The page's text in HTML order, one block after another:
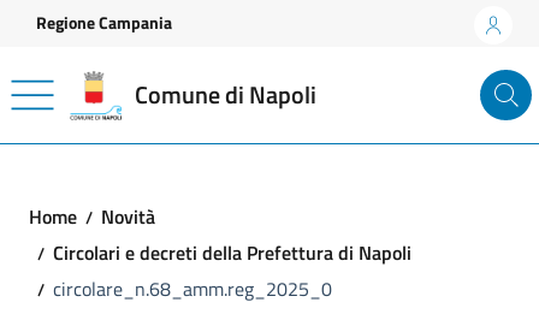
Vai ai contenuti
Vai al footer
Regione Campania
Comune di Napoli
Home
Novità
Circolari e decreti della Prefettura di Napoli
circolare_n.68_amm.reg_2025_0